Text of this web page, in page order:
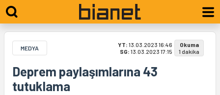
MEDYA YT: 13.03.2023 16:46
SG: 13.03.2023 17:15
Okuma
1 dakika
Deprem paylaşımlarına 43
tutuklama